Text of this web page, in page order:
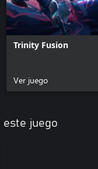
Trinity Fusion
Ver juego
este juego